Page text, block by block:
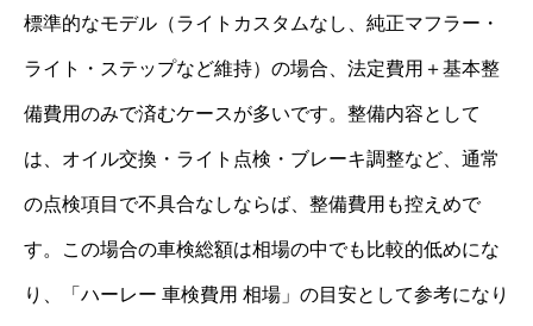
標準的なモデル（ライトカスタムなし、純正マフラー・
ライト・ステップなど維持）の場合、法定費用＋基本整
備費用のみで済むケースが多いです。整備内容として
は、オイル交換・ライト点検・ブレーキ調整など、通常
の点検項目で不具合なしならば、整備費用も控えめで
す。この場合の車検総額は相場の中でも比較的低めにな
り、「ハーレー 車検費用 相場」の目安として参考になり